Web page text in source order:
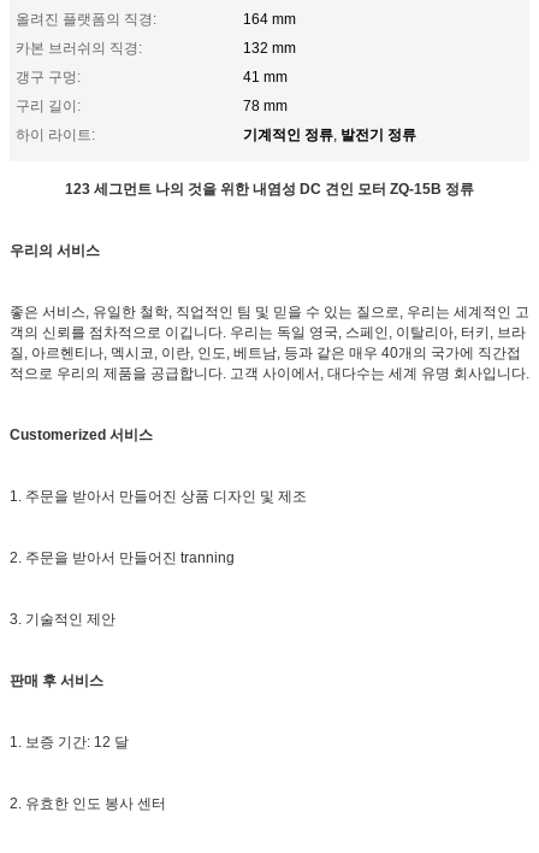
올려진 플랫폼의 직경:
164 mm
카본 브러쉬의 직경:
132 mm
갱구 구멍:
41 mm
구리 길이:
78 mm
하이 라이트:
기계적인 정류, 발전기 정류
123 세그먼트 나의 것을 위한 내염성 DC 견인 모터 ZQ-15B 정류
우리의 서비스
좋은 서비스, 유일한 철학, 직업적인 팀 및 믿을 수 있는 질으로, 우리는 세계적인 고
객의 신뢰를 점차적으로 이깁니다. 우리는 독일 영국, 스페인, 이탈리아, 터키, 브라
질, 아르헨티나, 멕시코, 이란, 인도, 베트남, 등과 같은 매우 40개의 국가에 직간접
적으로 우리의 제품을 공급합니다. 고객 사이에서, 대다수는 세계 유명 회사입니다.
Customerized 서비스
1. 주문을 받아서 만들어진 상품 디자인 및 제조
2. 주문을 받아서 만들어진 tranning
3. 기술적인 제안
판매 후 서비스
1. 보증 기간: 12 달
2. 유효한 인도 봉사 센터